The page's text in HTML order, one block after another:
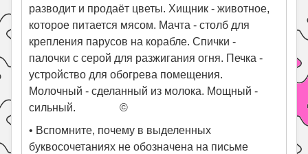
разводит и продаёт цветы. Хищник - животное,
которое питается мясом. Мачта - столб для
крепления парусов на корабле. Спички -
палочки с серой для разжигания огня. Печка -
устройство для обогрева помещения.
Молочный - сделанный из молока. Мощный -
сильный. ©
• Вспомните, почему в выделенных
буквосочетаниях не обозначена на письме